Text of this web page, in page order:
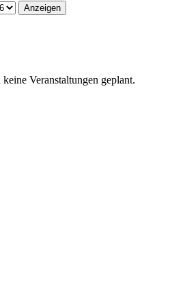
Veranstaltungen geplant.